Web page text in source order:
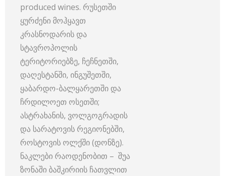
produced wines. რუსეთში
ყურძენი მოჰყავთ
კრასნოდარის და
სტავროპოლის
ტერიტორიებზე, ჩეჩნეთში,
დაღესტანში, ინგუშეთში,
ყაბარდო-ბალყარეთში და
ჩრდილოეთ ოსეთში;
ასტრახანის, ვოლგოგრადის
და სარატოვის რეგიონებში,
როსტოვის ოლქში (დონზე).
ნაკლები რაოდენობით – შუა
ზონაში ბაშკირიის ჩათვლით